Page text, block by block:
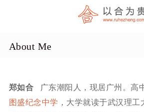
About Me
郑如合 广东潮阳人，现居广州。高
图盛纪念中学 ，大学就读于武汉理